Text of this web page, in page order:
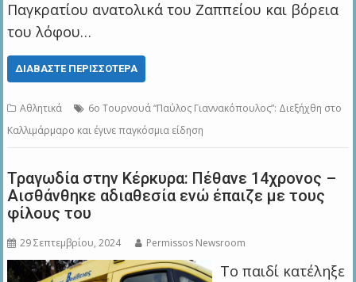
Παγκρατίου ανατολικά του Ζαππείου και βόρεια
του λόφου…
ΔΙΑΒΆΣΤΕ ΠΕΡΙΣΣΌΤΕΡΑ
Αθλητικά
6ο Τουρνουά “Παύλος Γιαννακόπουλος”: Διεξήχθη στο
Καλλιμάρμαρο και έγινε παγκόσμια είδηση
Τραγωδία στην Κέρκυρα: Πέθανε 14χρονος –
Αισθάνθηκε αδιαθεσία ενώ έπαιζε με τους
φίλους του
29 Σεπτεμβρίου, 2024 Permissos Newsroom
Το παιδί κατέληξε